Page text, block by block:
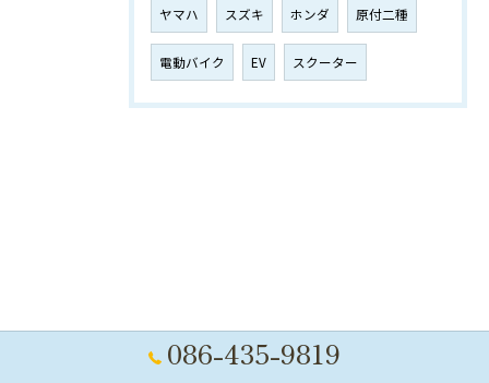
ヤマハ スズキ ホンダ 原付二種
電動バイク EV スクーター
086-435-9819